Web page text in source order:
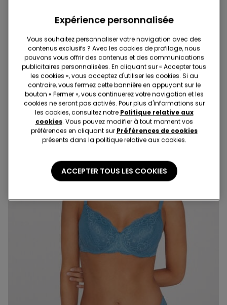
Légèrement Rembourré
Dentelle Recyclée Wien
19,99 €
8 Couleurs
Non Rembourré Dentelle
Recyclée Paris
20,99 €
Expérience personnalisée
Vous souhaitez personnaliser votre navigation avec des
contenus exclusifs ? Avec les cookies de profilage, nous
pouvons vous offrir des contenus et des communications
publicitaires personnalisées. En cliquant sur « Accepter tous
les cookies », vous acceptez d'utiliser les cookies. Si au
contraire, vous fermez cette bannière en appuyant sur le
bouton « Fermer », vous continuerez votre navigation et les
cookies ne seront pas activés. Pour plus d'informations sur
les cookies, consultez notre Politique relative aux
cookies. Vous pouvez modifier à tout moment vos
préférences en cliquant sur Préférences de cookies
présents dans la politique relative aux cookies.
ACCEPTER TOUS LES COOKIES